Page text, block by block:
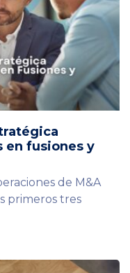
en fusiones y
de M&A
primeros tres